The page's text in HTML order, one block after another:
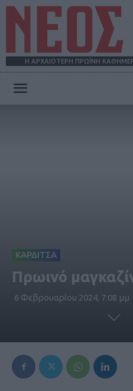
Η ΑΡΧΑΙΟΤΕΡΗ ΠΡΩΪΝΗ
ΚΑΡΔΙΤΣΑ
Πρωινό
6 Φεβρουαρίου 2024, 7:08 μμ